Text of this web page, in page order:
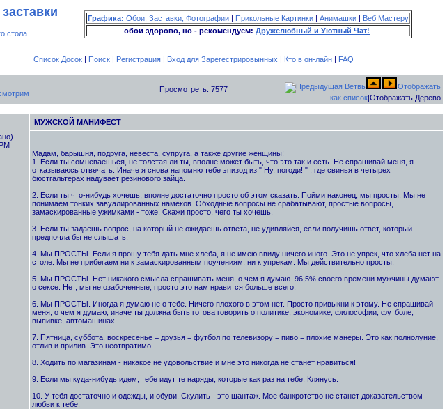
заставки
стола
Графика: Обои, Заставки, Фотографии | Прикольные Картинки | Анимашки | Веб Мастеру
обои здорово, но - рекомендуем: Дружелюбный и Уютный Чат!
Список Досок| Поиск| Регистрация| Вход для Зарегестрировынных | Кто в он-лайн| FAQ
Просмотреть: 7577
Отображать
как список|Отображать Дерево
МУЖСКОЙ МАНИФЕСТ
Мадам, барышня, подруга, невеста, супруга, а также другие женщины!
1. Если ты сомневаешься, не толстая ли ты, вполне может быть, что это так и есть. Не спрашивай меня, я
отказываюсь отвечать. Иначе я снова напомню тебе эпизод из " Ну, погоди! " , где свинья в четырех
бюстгальтерах надувает резинового зайца.
2. Если ты что-нибудь хочешь, вполне достаточно просто об этом сказать. Пойми наконец, мы просты. Мы не
понимаем тонких завуалированных намеков. Обходные вопросы не срабатывают, простые вопросы,
замаскированные ужимками - тоже. Скажи просто, чего ты хочешь.
3. Если ты задаешь вопрос, на который не ожидаешь ответа, не удивляйся, если получишь ответ, который
предпочла бы не слышать.
4. Мы ПРОСТЫ. Если я прошу тебя дать мне хлеба, я не имею ввиду ничего иного. Это не упрек, что хлеба нет на
столе. Мы не прибегаем ни к замаскированным поучениям, ни к упрекам. Мы действительно просты.
5. Мы ПРОСТЫ. Нет никакого смысла спрашивать меня, о чем я думаю. 96,5% своего времени мужчины думают
о сексе. Нет, мы не озабоченные, просто это нам нравится больше всего.
6. Мы ПРОСТЫ. Иногда я думаю не о тебе. Ничего плохого в этом нет. Просто привыкни к этому. Не спрашивай
меня, о чем я думаю, иначе ты должна быть готова говорить о политике, экономике, философии, футболе,
выпивке, автомашинах.
7. Пятница, суббота, воскресенье = друзья = футбол по телевизору = пиво = плохие манеры. Это как полнолуние,
отлив и прилив. Это неотвратимо.
8. Ходить по магазинам - никакое не удовольствие и мне это никогда не станет нравиться!
9. Если мы куда-нибудь идем, тебе идут те наряды, которые как раз на тебе. Клянусь.
10. У тебя достаточно и одежды, и обуви. Скулить - это шантаж. Мое банкротство не станет доказательством
любви к тебе.